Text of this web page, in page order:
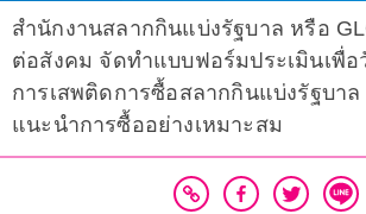
สำนักงานสลากกินแบ่งรัฐบาล หรือ
ต่อสังคม จัดทำแบบฟอร์มประเมินเพื่อ
การเสพติดการซื้อสลากกินแบ่งรัฐบา
แนะนำการซื้ออย่างเหมาะสม